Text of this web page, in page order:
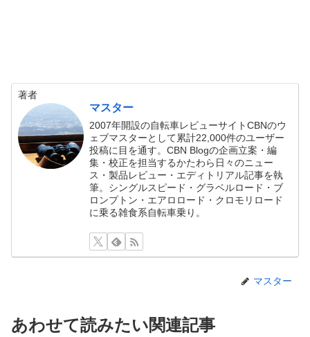
著者
マスター
2007年開設の自転車レビューサイトCBNのウ
ェブマスターとして累計22,000件のユーザー
投稿に目を通す。CBN Blogの企画立案・編
集・校正を担当するかたわら日々のニュー
ス・製品レビュー・エディトリアル記事を執
筆。シングルスピード・グラベルロード・ブ
ロンプトン・エアロロード・クロモリロード
に乗る雑食系自転車乗り。
マスター
あわせて読みたい関連記事